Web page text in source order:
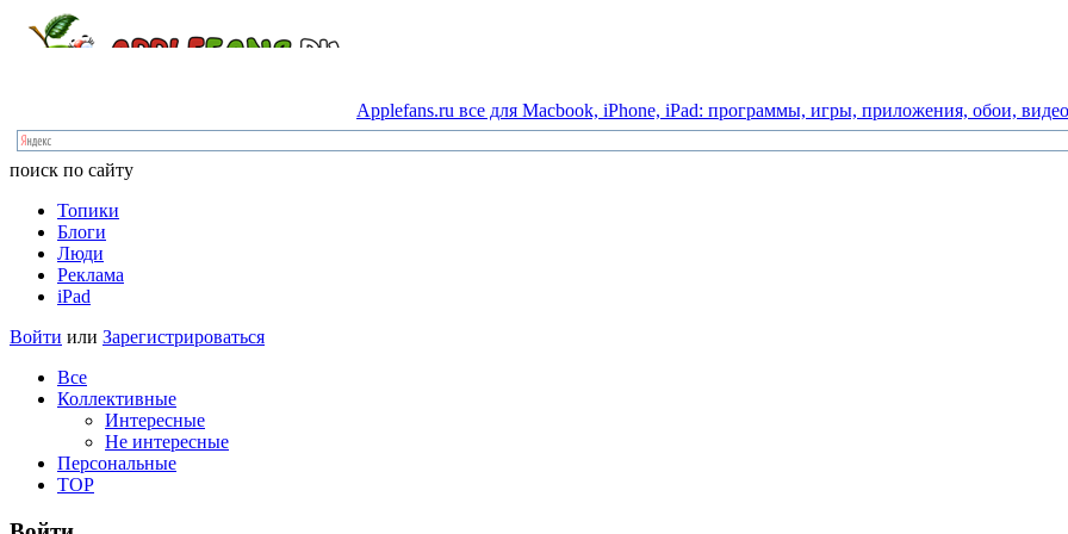
Applefans.ru все для Macbook, iPhone, iPad: программы, игры, приложения, обои, видео
поиск по сайту
Топики
Блоги
Люди
Реклама
iPad
Войти или Зарегистрироваться
Все
Коллективные
Интересные
Не интересные
Персональные
TOP